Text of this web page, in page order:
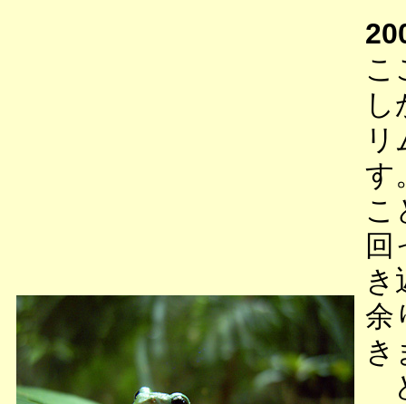
こ
す
こ
回
き
余
き